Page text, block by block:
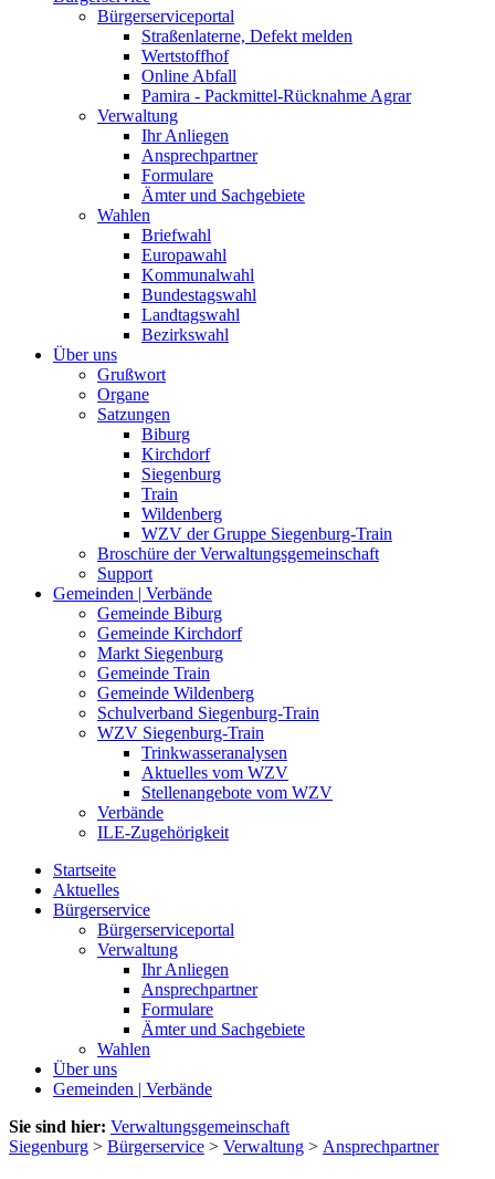
Bürgerserviceportal
Straßenlaterne, Defekt melden
Wertstoffhof
Online Abfall
Pamira - Packmittel-Rücknahme Agrar
Verwaltung
Ihr Anliegen
Ansprechpartner
Formulare
Ämter und Sachgebiete
Wahlen
Briefwahl
Europawahl
Kommunalwahl
Bundestagswahl
Landtagswahl
Bezirkswahl
Über uns
Grußwort
Organe
Satzungen
Biburg
Kirchdorf
Siegenburg
Train
Wildenberg
WZV der Gruppe Siegenburg-Train
Broschüre der Verwaltungsgemeinschaft
Support
Gemeinden | Verbände
Gemeinde Biburg
Gemeinde Kirchdorf
Markt Siegenburg
Gemeinde Train
Gemeinde Wildenberg
Schulverband Siegenburg-Train
WZV Siegenburg-Train
Trinkwasseranalysen
Aktuelles vom WZV
Stellenangebote vom WZV
Verbände
ILE-Zugehörigkeit
Startseite
Aktuelles
Bürgerservice
Bürgerserviceportal
Verwaltung
Ihr Anliegen
Ansprechpartner
Formulare
Ämter und Sachgebiete
Wahlen
Über uns
Gemeinden | Verbände
Sie sind hier: Verwaltungsgemeinschaft
Siegenburg > Bürgerservice > Verwaltung > Ansprechpartner